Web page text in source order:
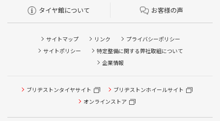
タイヤ館について お客様の声
サイトマップ リンク
プライバシーポリシー
サイトポリシー
特定整備に関する弊社取組について
企業情報
ブリヂストンタイヤサイト
ブリヂストンホイールサイト
オンラインストア
タイヤ点検・安全点検/タイヤ履き替え/オイル交換/その他
ピット作業の予約